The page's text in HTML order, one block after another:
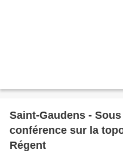
Saint-Gaudens -
conférence sur la
Régent